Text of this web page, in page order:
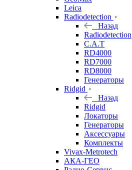
Leica
Radiodetection
Назад
Radiodetection
C.A.T
RD4000
RD7000
RD8000
Генераторы
Ridgid
Назад
Ridgid
Локаторы
Генераторы
Аксессуары
Комплекты
Vivax-Metrotech
АКА-ГЕО